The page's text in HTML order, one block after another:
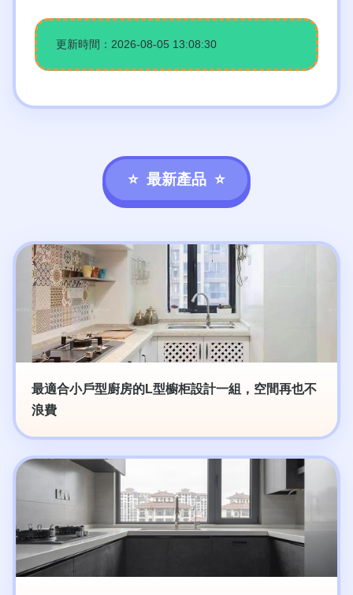
更新時間：2026-08-05 13:08:30
最新產品
最適合小戶型廚房的L型櫥柜設計一組，空間再也不
浪費